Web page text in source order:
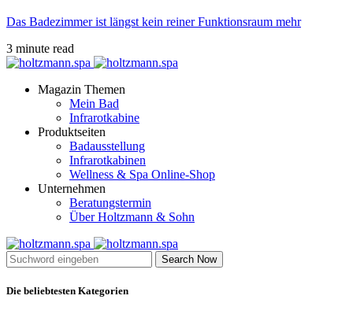
Das Badezimmer ist längst kein reiner Funktionsraum mehr
3 minute read
Magazin Themen
Mein Bad
Infrarotkabine
Produktseiten
Badausstellung
Infrarotkabinen
Wellness & Spa Online-Shop
Unternehmen
Beratungstermin
Über Holtzmann & Sohn
Search Now
Die beliebtesten Kategorien